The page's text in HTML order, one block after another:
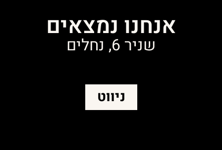
אנחנו נמצאים
שניר 6, נחלים
ניווט